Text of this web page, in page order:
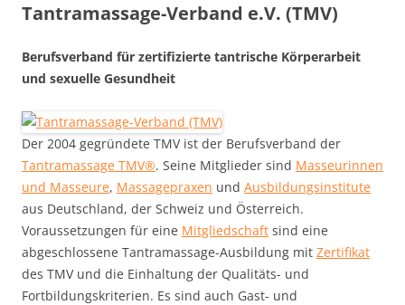
Tantramassage-Verband e.V. (TMV)
Berufsverband für zertifizierte tantrische Körperarbeit
und sexuelle Gesundheit
Der 2004 gegründete TMV ist der Berufsverband der
Tantramassage TMV®. Seine Mitglieder sind Masseurinnen
und Masseure, Massagepraxen und Ausbildungsinstitute
aus Deutschland, der Schweiz und Österreich.
Voraussetzungen für eine Mitgliedschaft sind eine
abgeschlossene Tantramassage-Ausbildung mit Zertifikat
des TMV und die Einhaltung der Qualitäts- und
Fortbildungskriterien. Es sind auch Gast- und